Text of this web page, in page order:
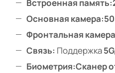
Встроенная память:
Основная камера:
Фронтальная
Связь: Поддержка
Биометрия:Сканер